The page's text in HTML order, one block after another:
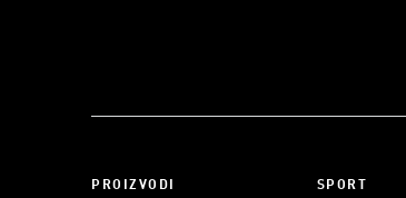
PROIZVODI SPORT